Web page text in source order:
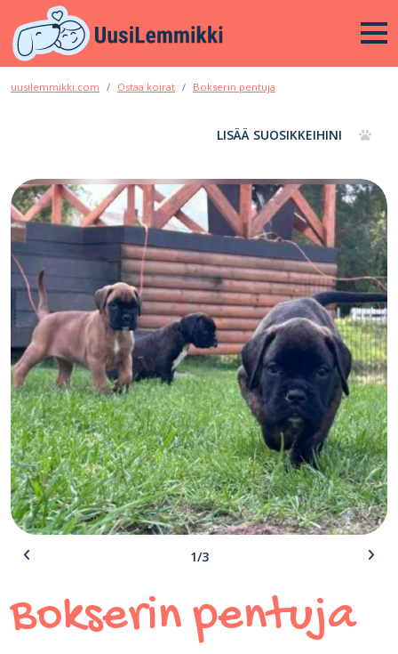
uusilemmikki.com Ostaa koirat Bokserin pentuja
LISÄÄ SUOSIKKEIHINI
1/3
Bokserin pentuja